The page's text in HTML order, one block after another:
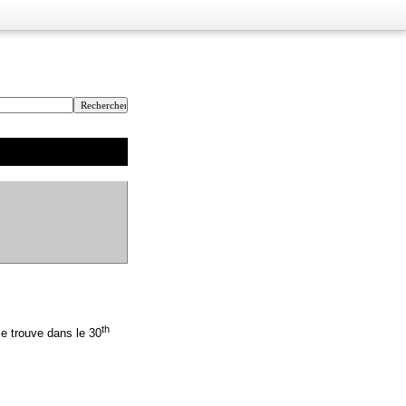
trouve dans le 30th